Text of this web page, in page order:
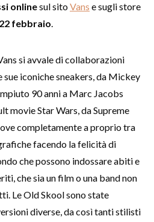
onlinesul sitoVans e sugli store
febbraio.
si avvale di collaborazioni
iconiche sneakers, da Mickey
90 anni a Marc Jacobs
movie Star Wars, da Supreme
completamente a proprio tra
facendo la felicità di
che possono indossare abiti e
che sia un film o una band non
Le Old Skool sono state
diverse, da così tanti stilisti